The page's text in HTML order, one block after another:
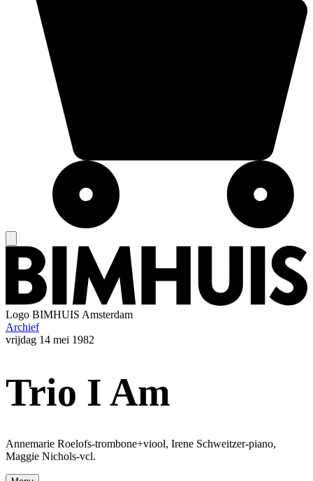
Logo BIMHUIS Amsterdam
Archief
vrijdag 14 mei 1982
Trio I Am
Annemarie Roelofs-trombone+viool, Irene Schweitzer-piano,
Maggie Nichols-vcl.